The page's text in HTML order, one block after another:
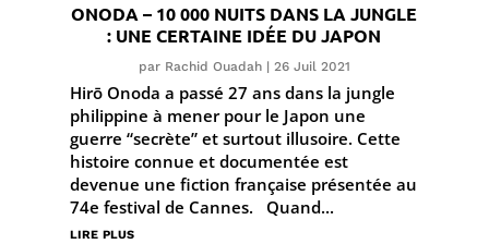
ONODA – 10 000 NUITS DANS LA JUNGLE
: UNE CERTAINE IDÉE DU JAPON
par Rachid Ouadah| 26 Juil 2021
Hirō Onoda a passé 27 ans dans la jungle
philippine à mener pour le Japon une
guerre “secrète” et surtout illusoire. Cette
histoire connue et documentée est
devenue une fiction française présentée au
74e festival de Cannes. Quand...
lire plus